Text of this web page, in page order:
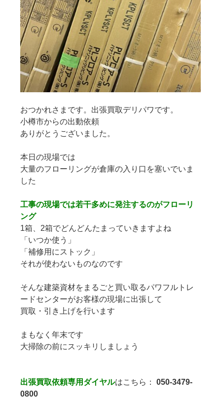
おつかれさまです。出張買取デリパワです。
小樽市からの出動依頼
ありがとうございました。
本日の現場では
大量のフローリングが倉庫の入り口を塞いでいま
した
工事の現場では若干多めに発注するのがフローリ
ング
1箱、2箱でどんどんたまっていきますよね
「いつか使う」
「補修用にストック」
それが使わないものなのです
そんな建築資材をまるごと買い取るパワフルトレ
ードセンターがお客様の現場に出張して
買取・引き上げを行います
まもなく年末です
大掃除の前にスッキリしましょう
出張買取依頼専用ダイヤルはこちら：050-3479-
0800